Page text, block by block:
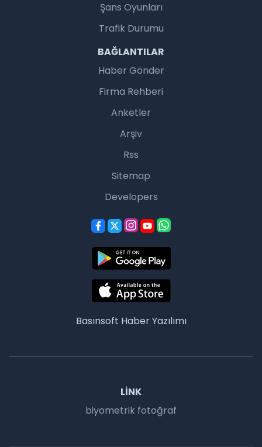
Şans Oyunları
Trafik Durumu
BAĞLANTILAR
Haber Gönder
Firma Rehberi
Anketler
Arşiv
Rss
Sitemap
Developers
Basınsoft Haber Yazılımı
LINK
biyometrik fotoğraf